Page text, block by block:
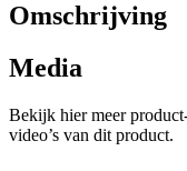
Omschrijving
Media
Bekijk hier meer
video’s van dit product.